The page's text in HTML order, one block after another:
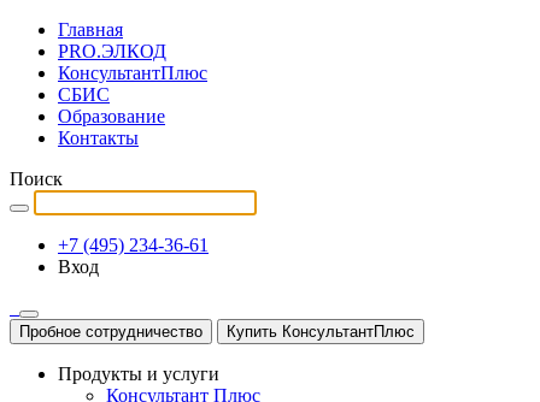
Главная
PRO.ЭЛКОД
КонсультантПлюс
СБИС
Образование
Контакты
Поиск
+7 (495) 234-36-61
Вход
Пробное сотрудничество Купить КонсультантПлюс
Продукты и услуги
Консультант Плюс